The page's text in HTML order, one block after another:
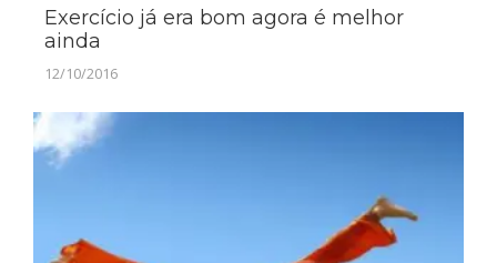
Exercício já era bom agora é melhor
ainda
12/10/2016